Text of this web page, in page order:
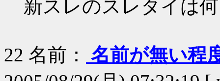
新スレのスレタイは
22 名前：
名前が無い程